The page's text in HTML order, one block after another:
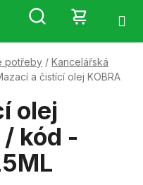
Hledat
KOŠÍK
potřeby / Kancelářská
a čistící olej KOBRA
olej
/ kód -